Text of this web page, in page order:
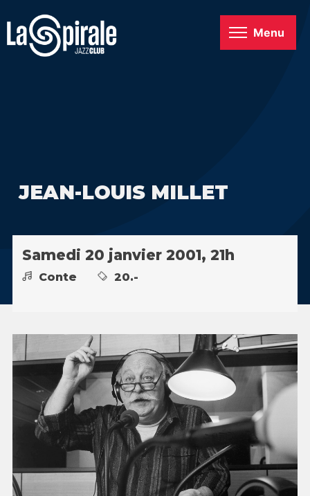
Menu
JEAN-LOUIS MILLET
Samedi 20 janvier 2001, 21h
Conte 20.-